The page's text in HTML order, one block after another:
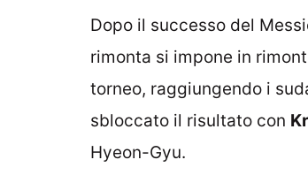
Dopo il successo del
rimonta si impone in
torneo, raggiungendo i
sbloccato il risultato con
Hyeon-Gyu.